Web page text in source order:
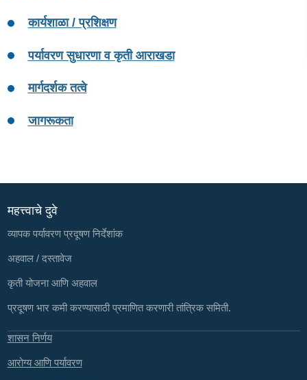
कार्यशाळा / प्रशिक्षण
पर्यावरण सुधारणा व कृती आराखडा
मार्गदर्शक तत्वे
जागरूकता
महत्त्वाचे दुवे
व्यापक पर्यावरण प्रदूषण निर्देशांक
अहवाल / दस्तावेज
कृती योजना आणि अहवाल
प्रदूषण भार कमी करण्यासाठी प्रमाणित करणारी तांत्रिक समिती.
शासन निर्णय
आरोग्य आणि पर्यावरण